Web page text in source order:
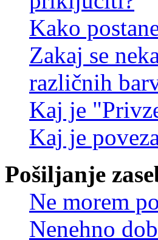
Kako
Zakaj se
različnih
Kaj je
Kaj je
Pošiljanje
Ne morem
Nenehno